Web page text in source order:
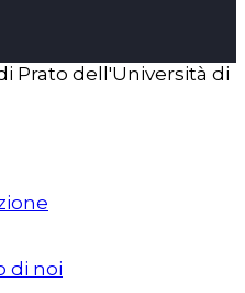
Prato dell'Università di
di noi